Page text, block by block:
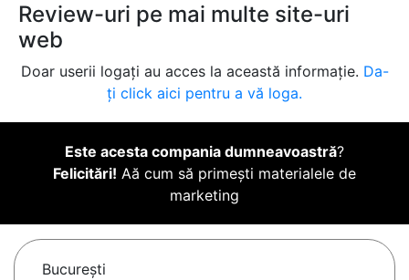
Review-uri pe mai multe site-uri
web
Doar userii logați au acces la această informație. Da-
ți click aici pentru a vă loga.
Este acesta compania dumneavoastră?
Felicitări! Aă cum să primești materialele de
marketing
Bucureşti